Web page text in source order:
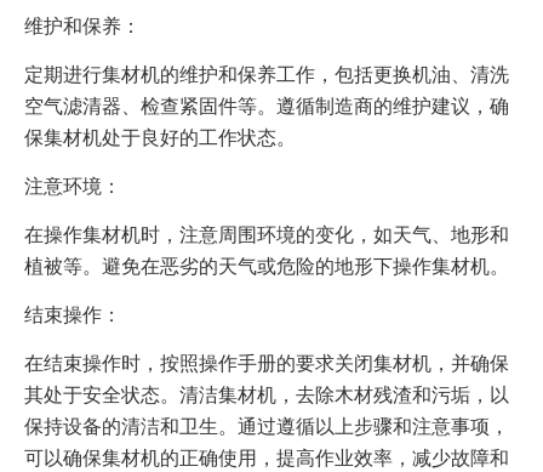
维护和保养：
定期进行集材机的维护和保养工作，包括更换机油、清洗
空气滤清器、检查紧固件等。遵循制造商的维护建议，确
保集材机处于良好的工作状态。
注意环境：
在操作集材机时，注意周围环境的变化，如天气、地形和
植被等。避免在恶劣的天气或危险的地形下操作集材机。
结束操作：
在结束操作时，按照操作手册的要求关闭集材机，并确保
其处于安全状态。清洁集材机，去除木材残渣和污垢，以
保持设备的清洁和卫生。通过遵循以上步骤和注意事项，
可以确保集材机的正确使用，提高作业效率，减少故障和